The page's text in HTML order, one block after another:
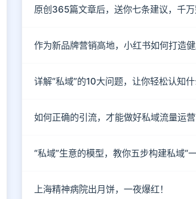
作为新品牌营销高地，小红书如何打造健
详解“私域”的10大问题，让你轻松认知
如何正确的引流，才能做好私域流量运营
“私域”生意的模型，教你五步构建私域“
上海精神病院出月饼，一夜爆红！